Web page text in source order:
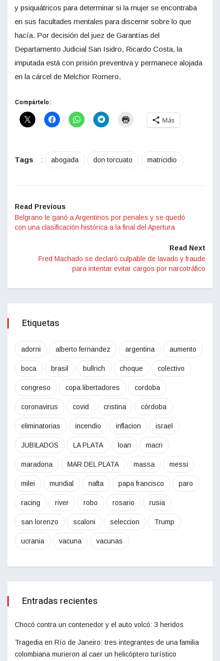
y psiquiátricos para determinar si la mujer se encontraba
en sus facultades mentales para discernir sobre lo que
hacía. Por decisión del juez de Garantías del
Departamento Judicial San Isidro, Ricardo Costa, la
imputada está con prisión preventiva y permanece alojada
en la cárcel de Melchor Romero.
Compártelo:
Más
Tags : abogada don torcuato matricidio
Read Previous
Belgrano le ganó a Argentinos por penales y se quedó
con una clasificación histórica a la final del Apertura
Read Next
Fred Machado se declaró culpable de lavado y fraude
para intentar evitar cargos por narcotráfico
Etiquetas
adorni alberto fernandez argentina aumento
boca brasil bullrich choque colectivo
congreso copa libertadores cordoba
coronavirus covid cristina córdoba
eliminatorias incendio inflacion israel
JUBILADOS LA PLATA loan macri
maradona MAR DEL PLATA massa messi
milei mundial nafta papa francisco paro
racing river robo rosario rusia
san lorenzo scaloni seleccion Trump
ucrania vacuna vacunas
Entradas recientes
Chocó contra un contenedor y el auto volcó: 3 heridos
Tragedia en Río de Janeiro: tres integrantes de una familia
colombiana murieron al caer un helicóptero turístico